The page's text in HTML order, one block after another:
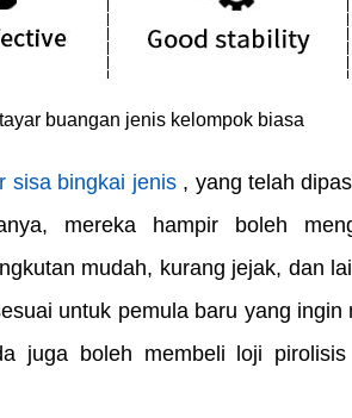
buangan jenis kelompok biasa
sisa bingkai jenis , yang telah
mereka hampir boleh
mudah, kurang jejak, dan
untuk pemula baru yang
juga boleh membeli loji